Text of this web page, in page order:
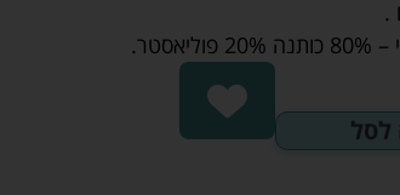
לסל